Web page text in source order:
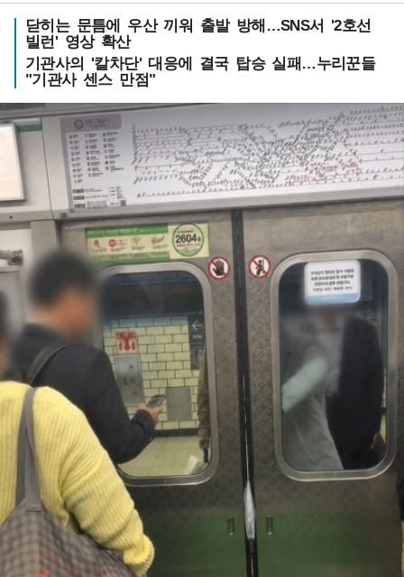
닫히는 문틈에 우산 끼워 출발 방해…SNS서 '2호선
빌런' 영상 확산
기관사의 '칼차단' 대응에 결국 탑승 실패…누리꾼들
"기관사 센스 만점"